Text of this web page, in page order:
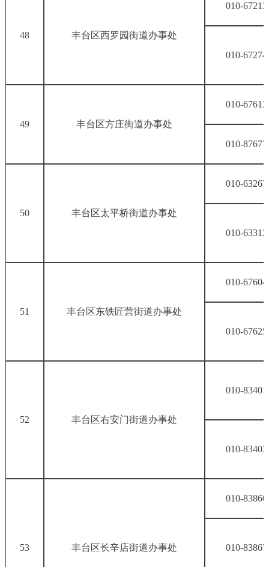
48 丰台区西罗园街道办事处
010-
010-
49 丰台区方庄街道办事处
010-
010-
50 丰台区太平桥街道办事处
010-
010-
51 丰台区东铁匠营街道办事处
010-
010-
52 丰台区右安门街道办事处
010-
010-
53 丰台区长辛店街道办事处
010-
010-